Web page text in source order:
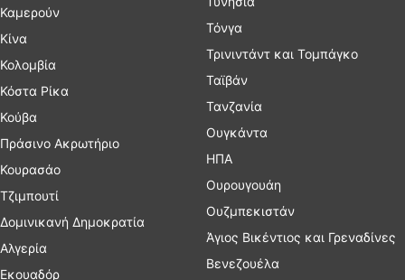
Καμερούν
Κίνα
Κολομβία
Κόστα Ρίκα
Κούβα
Πράσινο Ακρωτήριο
Κουρασάο
Τζιμπουτί
Δομινικανή Δημοκρατία
Αλγερία
Εκουαδόρ
Τόνγα
Τρινιντάντ και Τομπάγκο
Ταϊβάν
Τανζανία
Ουγκάντα
ΗΠΑ
Ουρουγουάη
Ουζμπεκιστάν
Άγιος Βικέντιος και Γρεναδίνες
Βενεζουέλα